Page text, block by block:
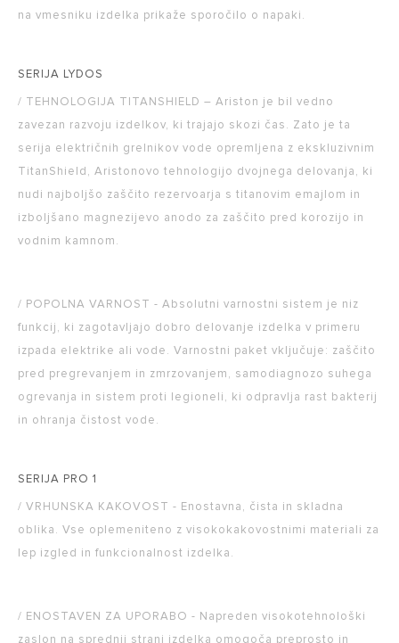
na vmesniku izdelka prikaže sporočilo o napaki.
SERIJA LYDOS
/ TEHNOLOGIJA TITANSHIELD – Ariston je bil vedno
zavezan razvoju izdelkov, ki trajajo skozi čas. Zato je ta
serija električnih grelnikov vode opremljena z ekskluzivnim
TitanShield, Aristonovo tehnologijo dvojnega delovanja, ki
nudi najboljšo zaščito rezervoarja s titanovim emajlom in
izboljšano magnezijevo anodo za zaščito pred korozijo in
vodnim kamnom.
/ POPOLNA VARNOST - Absolutni varnostni sistem je niz
funkcij, ki zagotavljajo dobro delovanje izdelka v primeru
izpada elektrike ali vode. Varnostni paket vključuje: zaščito
pred pregrevanjem in zmrzovanjem, samodiagnozo suhega
ogrevanja in sistem proti legioneli, ki odpravlja rast bakterij
in ohranja čistost vode.
SERIJA PRO 1
/ VRHUNSKA KAKOVOST - Enostavna, čista in skladna
oblika. Vse oplemeniteno z visokokakovostnimi materiali za
lep izgled in funkcionalnost izdelka.
/ ENOSTAVEN ZA UPORABO - Napreden visokotehnološki
zaslon na sprednji strani izdelka omogoča preprosto in